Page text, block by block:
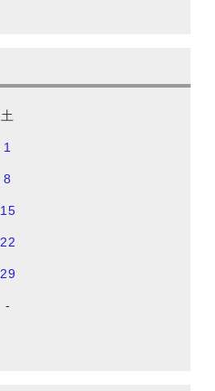
土
1
8
15
22
29
-